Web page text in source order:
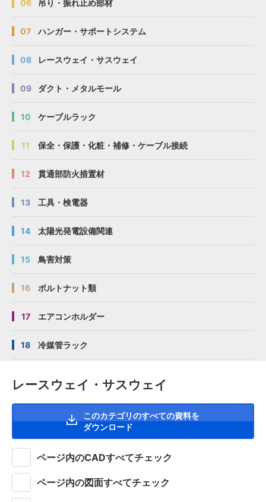
06 吊り・振れ止め部材
07 ハンガー・サポートシステム
08 レースウェイ・サスウェイ
09 ダクト・メタルモール
10 ケーブルラック
11 保全・保護・化粧・補修・ケーブル接続
12 貫通部防火措置材
13 工具・検電器
14 太陽光発電設備関連
15 鳥害対策
16 ボルトナット類
17 エアコンホルダー
18 冷媒管ラック
レースウェイ・サスウェイ
このカテゴリのすべての資料を
ダウンロード
ページ内のCADすべてチェック
ページ内の図面すべてチェック